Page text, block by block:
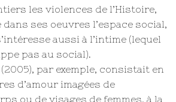
les violences de l’Histoire,
dans ses oeuvres l’espace social,
aussi à l’intime (lequel
pas au social).
(2005), par exemple, consistait en
d’amour imagées de
ou de visages de femmes, à la